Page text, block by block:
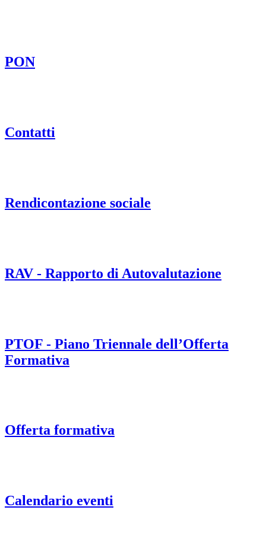
PON
Contatti
Rendicontazione sociale
RAV - Rapporto di Autovalutazione
PTOF - Piano Triennale dell’Offerta
Formativa
Offerta formativa
Calendario eventi